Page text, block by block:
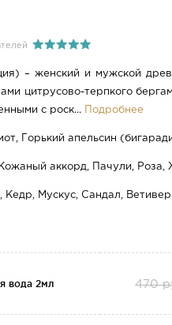
– женский и мужской
цитрусово-терпкого
с роск... Подробнее
Горький апельсин
аккорд, Пачули, Роза,
Кедр, Мускус, Сандал, Ветивер
вода 2мл 470